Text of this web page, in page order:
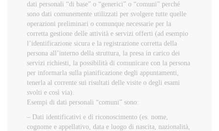
dati personali “di base” o “generici” o “comuni” perché
sono dati comunemente utilizzati per svolgere tutte quelle
operazioni preliminari o comunque necessarie per la
corretta gestione delle attività e servizi offerti (ad esempio
l’identificazione sicura e la registrazione corretta della
persona all’interno della struttura, la presa in carico dei
servizi richiesti, la possibilità di comunicare con la persona
per informarla sulla pianificazione degli appuntamenti,
tenerla al corrente sui risultati delle visite o degli esami
svolti e così via).
Esempi di dati personali “comuni” sono:
– Dati identificativi e di riconoscimento (es. nome,
cognome e appellativo, data e luogo di nascita, nazionalità,